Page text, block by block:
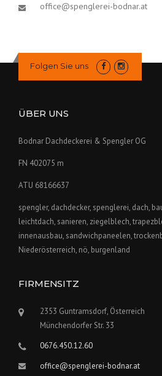
office@spenglerei-bodnar.at
Folgen Sie uns
ÜBER UNS
Bodnar Dachdeckerei & Spengler OG
FN 402075 m
ATU 68166637
spengler, dachdecker, spenglerei, dach,
leichtdach, sanieren, ziegelblech,
innenausbau, sandwichpaneelen,
Niederösterreich, nö, burgenland
FIRMENSITZ
2353 Guntramsdorf, Österreich
Münchendorfer Str. 33
0676.450.12.60
office@spenglerei-bodnar.at